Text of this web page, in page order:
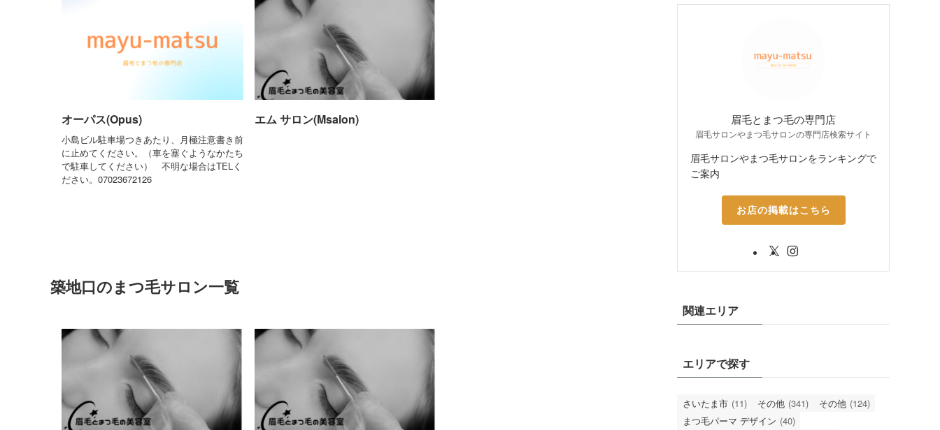
オーパス(Opus)
小島ビル駐車場つきあたり、月極注意書き前
に止めてください。（車を塞ぐようなかたち
で駐車してください） 不明な場合はTELく
ださい。07023672126
エム サロン(Msalon)
築地口のまつ毛サロン一覧
眉毛とまつ毛の専門店
眉毛サロンやまつ毛サロンの専門店検索サイト
眉毛サロンやまつ毛サロンをランキングで
ご案内
お店の掲載はこちら
関連エリア
エリアで探す
さいたま市 (11) その他 (341) その他 (124)
まつ毛パーマ デザイン (40)